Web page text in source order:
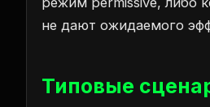
не дают ожидаемого
Типовые